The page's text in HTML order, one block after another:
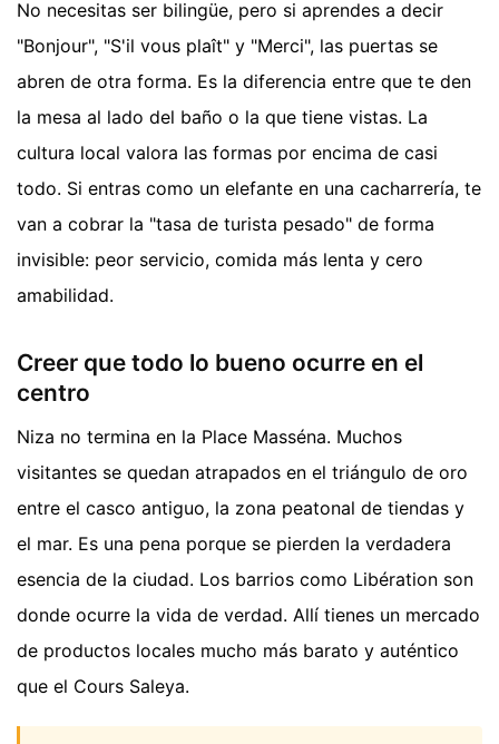
No necesitas ser bilingüe, pero si aprendes a decir
"Bonjour", "S'il vous plaît" y "Merci", las puertas se
abren de otra forma. Es la diferencia entre que te den
la mesa al lado del baño o la que tiene vistas. La
cultura local valora las formas por encima de casi
todo. Si entras como un elefante en una cacharrería, te
van a cobrar la "tasa de turista pesado" de forma
invisible: peor servicio, comida más lenta y cero
amabilidad.
Creer que todo lo bueno ocurre en el
centro
Niza no termina en la Place Masséna. Muchos
visitantes se quedan atrapados en el triángulo de oro
entre el casco antiguo, la zona peatonal de tiendas y
el mar. Es una pena porque se pierden la verdadera
esencia de la ciudad. Los barrios como Libération son
donde ocurre la vida de verdad. Allí tienes un mercado
de productos locales mucho más barato y auténtico
que el Cours Saleya.